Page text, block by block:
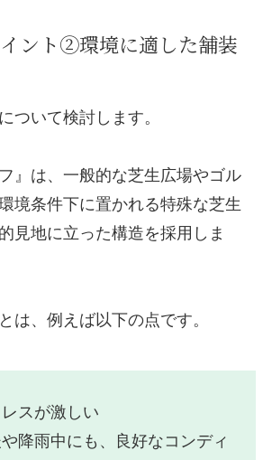
ント②環境に適した舗装
ついて検討します。
』は、一般的な芝生広場やゴル
境条件下に置かれる特殊な芝生
見地に立った構造を採用しま
は、例えば以下の点です。
スが激しい
降雨中にも、良好なコンディ